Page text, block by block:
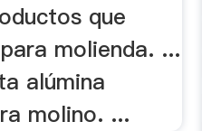
que
molienda. ...
alúmina
molino. ...